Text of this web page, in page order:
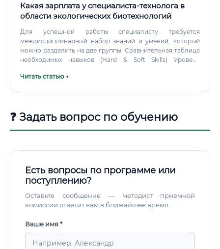
Какая зарплата у специалиста-технолога в
области экологических биотехнологий
Для успешной работы специалисту требуется
междисциплинарный набор знаний и умений, который
можно разделить на две группы. Сравнительная таблица
необходимых навыков (Hard & Soft Skills) Уровень
дохода напрямую зависит от опыта, квалификации,
Читать статью →
❓ Задать вопрос по обучению
Есть вопросы по программе или
поступлению?
Оставьте сообщение — методист приемной
комиссии ответит вам в ближайшее время.
Ваше имя *